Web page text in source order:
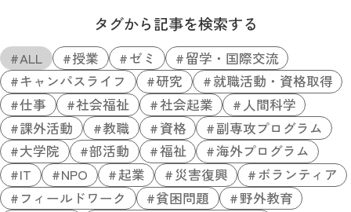
タグから記事を検索する
ALL 授業 ゼミ
留学・国際交流
キャンパスライフ
研究
就職活動・資格取得
仕事
社会福祉 社会起業
人間科学
課外活動
教職 資格
副専攻プログラム
大学院
部活動 福祉
海外プログラム
IT
NPO 起業 災害復興
ボランティア
フィールドワーク
貧困問題
野外教育